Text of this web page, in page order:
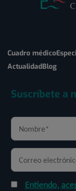
Cuadro médico
ActualidadBlog
Suscríbete a
Entiendo,